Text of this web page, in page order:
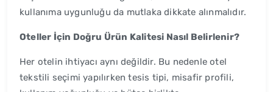
kullanıma uygunluğu da mutlaka dikkate alınmalıdır.
Oteller İçin Doğru Ürün Kalitesi Nasıl Belirlenir?
Her otelin ihtiyacı aynı değildir. Bu nedenle otel
tekstili seçimi yapılırken tesis tipi, misafir profili,